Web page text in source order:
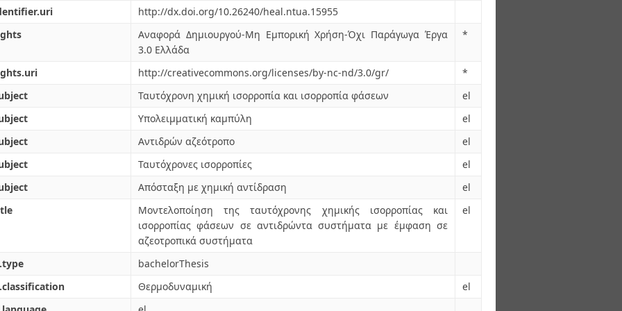
http://dx.doi.org/10.26240/heal.ntua.15955
Αναφορά Δημιουργού-Μη Εμπορική Χρήση-Όχι Παράγωγα Έργα
3.0 Ελλάδα
*
http://creativecommons.org/licenses/by-nc-nd/3.0/gr/
*
Ταυτόχρονη χημική ισορροπία και ισορροπία φάσεων
el
Υπολειμματική καμπύλη
el
Αντιδρών αζεότροπο
el
Ταυτόχρονες ισορροπίες
el
Απόσταξη με χημική αντίδραση
el
Μοντελοποίηση της ταυτόχρονης χημικής ισορροπίας και
ισορροπίας φάσεων σε αντιδρώντα συστήματα με έμφαση σε
αζεοτροπικά συστήματα
el
bachelorThesis
Θερμοδυναμική
el